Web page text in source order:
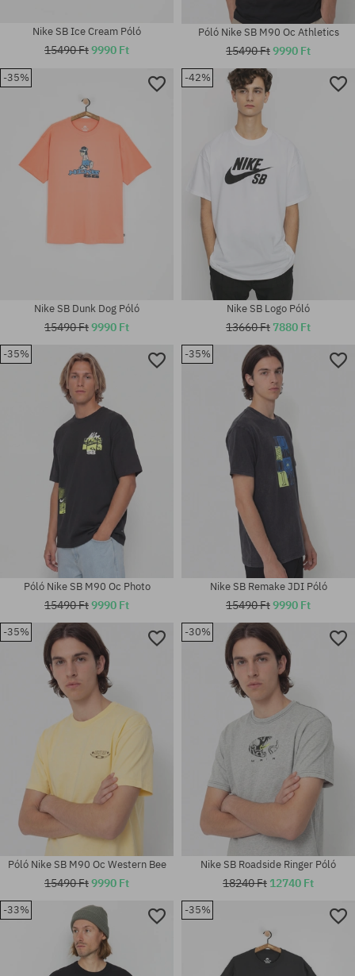
Elérhető méretek:
Elérhető méretek:
Elérhető méretek:
Nike SB Ice Cream Póló
15490 Ft9990 Ft
Elérhető méretek:
Póló Nike SB M90 Oc Athletics
15490 Ft9990 Ft
-35%
Elérhető méretek:
Nike SB Dunk Dog Póló
15490 Ft9990 Ft
-42%
Elérhető méretek:
S; M; XL; XXL
Nike SB Logo Póló
13660 Ft 7880 Ft
-35%
Elérhető méretek:
Póló Nike SB M90 Oc Photo
15490 Ft9990 Ft
-35%
Elérhető méretek:
Nike SB Remake JDI Póló
15490 Ft9990 Ft
-35%
Póló Nike SB M90 Oc Western Bee
15490 Ft9990 Ft
-30%
Nike SB Roadside Ringer Póló
18240 Ft 12740 Ft
-33% -35%